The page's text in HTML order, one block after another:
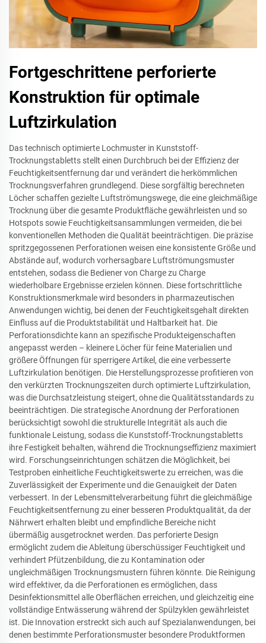
Fortgeschrittene perforierte
Konstruktion für optimale
Luftzirkulation
Das technisch optimierte Lochmuster in Kunststoff-
Trocknungstabletts stellt einen Durchbruch bei der Effizienz der
Feuchtigkeitsentfernung dar und verändert die herkömmlichen
Trocknungsverfahren grundlegend. Diese sorgfältig berechneten
Löcher schaffen gezielte Luftströmungswege, die eine gleichmäßige
Trocknung über die gesamte Produktfläche gewährleisten und so
Hotspots sowie Feuchtigkeitsansammlungen vermeiden, die bei
konventionellen Methoden die Qualität beeinträchtigen. Die präzise
spritzgegossenen Perforationen weisen eine konsistente Größe und
Abstände auf, wodurch vorhersagbare Luftströmungsmuster
entstehen, sodass die Bediener von Charge zu Charge
wiederholbare Ergebnisse erzielen können. Diese fortschrittliche
Konstruktionsmerkmale wird besonders in pharmazeutischen
Anwendungen wichtig, bei denen der Feuchtigkeitsgehalt direkten
Einfluss auf die Produktstabilität und Haltbarkeit hat. Die
Perforationsdichte kann an spezifische Produkteigenschaften
angepasst werden – kleinere Löcher für feine Materialien und
größere Öffnungen für sperrigere Artikel, die eine verbesserte
Luftzirkulation benötigen. Die Herstellungsprozesse profitieren von
den verkürzten Trocknungszeiten durch optimierte Luftzirkulation,
was die Durchsatzleistung steigert, ohne die Qualitätsstandards zu
beeinträchtigen. Die strategische Anordnung der Perforationen
berücksichtigt sowohl die strukturelle Integrität als auch die
funktionale Leistung, sodass die Kunststoff-Trocknungstabletts
ihre Festigkeit behalten, während die Trocknungseffizienz maximiert
wird. Forschungseinrichtungen schätzen die Möglichkeit, bei
Testproben einheitliche Feuchtigkeitswerte zu erreichen, was die
Zuverlässigkeit der Experimente und die Genauigkeit der Daten
verbessert. In der Lebensmittelverarbeitung führt die gleichmäßige
Feuchtigkeitsentfernung zu einer besseren Produktqualität, da der
Nährwert erhalten bleibt und empfindliche Bereiche nicht
übermäßig ausgetrocknet werden. Das perforierte Design
ermöglicht zudem die Ableitung überschüssiger Feuchtigkeit und
verhindert Pfützenbildung, die zu Kontamination oder
ungleichmäßigen Trocknungsmustern führen könnte. Die Reinigung
wird effektiver, da die Perforationen es ermöglichen, dass
Desinfektionsmittel alle Oberflächen erreichen, und gleichzeitig eine
vollständige Entwässerung während der Spülzyklen gewährleistet
ist. Die Innovation erstreckt sich auch auf Spezialanwendungen, bei
denen bestimmte Perforationsmuster besondere Produktformen